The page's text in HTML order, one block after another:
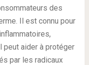
des
Il est connu pour
peut aider à protéger
par les radicaux